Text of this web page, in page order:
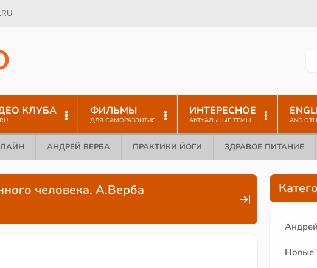
КЛУБА ФИЛЬМЫ
ДЛЯ САМОРАЗВИТИЯ
ИНТЕРЕСНОЕ
АКТУАЛЬНЫЕ ТЕМЫ AND
АНДРЕЙ ВЕРБА ПРАКТИКИ ЙОГИ ЗДРАВОЕ ПИТАНИЕ
человека. А.Верба